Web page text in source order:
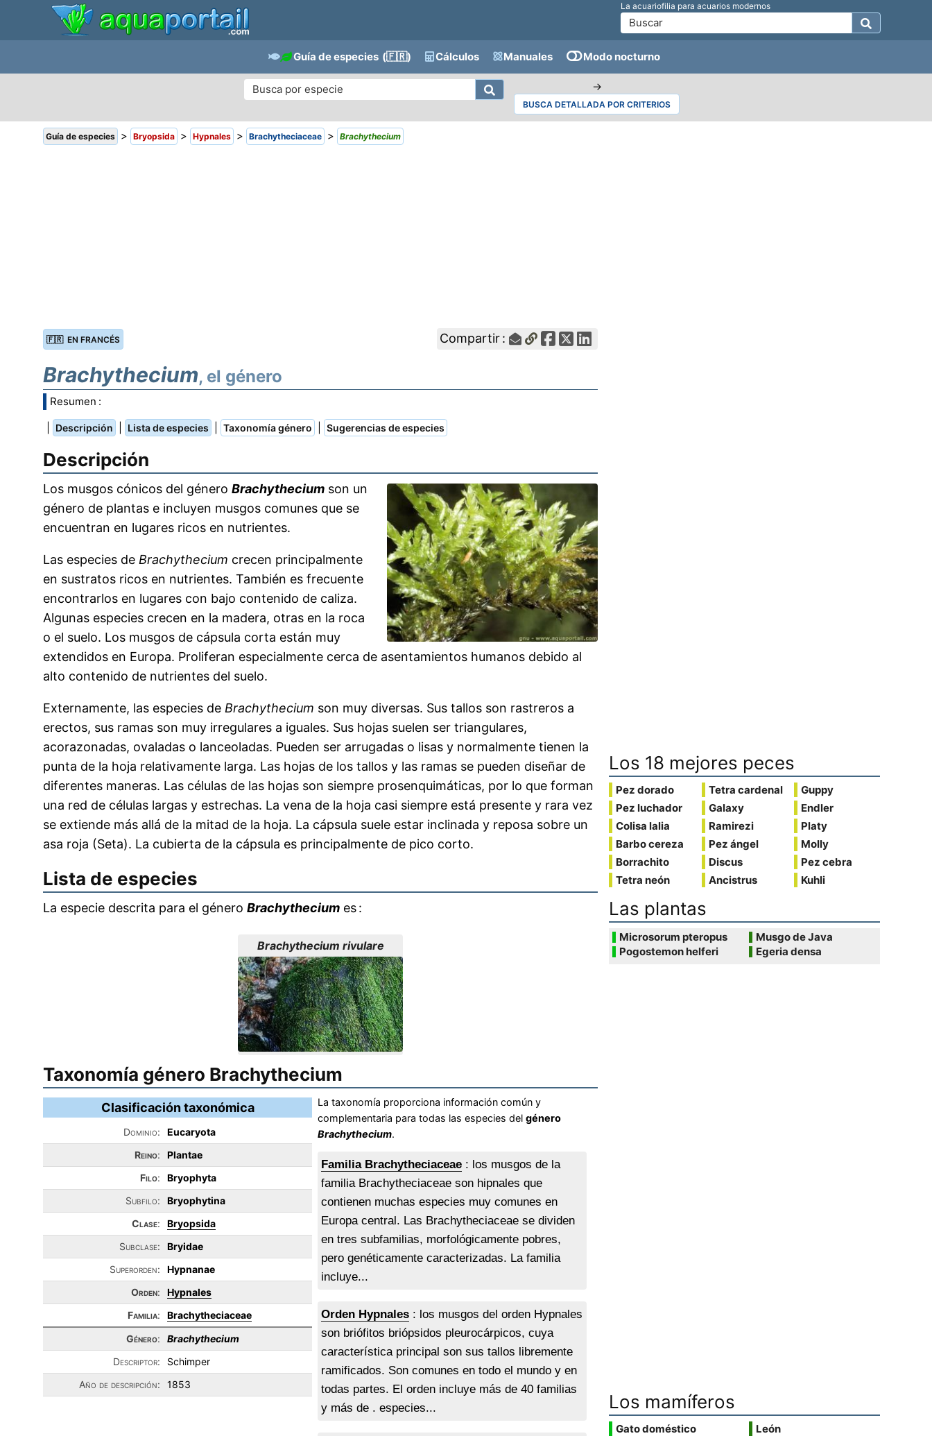
La acuariofilia para acuarios modernos
Guía de especies (🇫🇷) Cálculos Manuales Modo nocturno
→
BUSCA DETALLADA POR CRITERIOS
Guía de especies > Bryopsida > Hypnales > Brachytheciaceae > Brachythecium
🇫🇷 EN FRANCÉS Compartir :
Brachythecium, el género
Resumen :
Descripción Lista de especies Taxonomía género Sugerencias de especies
Descripción
Los musgos cónicos del género Brachythecium son un
género de plantas e incluyen musgos comunes que se
encuentran en lugares ricos en nutrientes.
Las especies de Brachythecium crecen principalmente
en sustratos ricos en nutrientes. También es frecuente
encontrarlos en lugares con bajo contenido de caliza.
Algunas especies crecen en la madera, otras en la roca
o el suelo. Los musgos de cápsula corta están muy
extendidos en Europa. Proliferan especialmente cerca de asentamientos humanos debido al
alto contenido de nutrientes del suelo.
Externamente, las especies de Brachythecium son muy diversas. Sus tallos son rastreros a
erectos, sus ramas son muy irregulares a iguales. Sus hojas suelen ser triangulares,
acorazonadas, ovaladas o lanceoladas. Pueden ser arrugadas o lisas y normalmente tienen la
punta de la hoja relativamente larga. Las hojas de los tallos y las ramas se pueden diseñar de
diferentes maneras. Las células de las hojas son siempre prosenquimáticas, por lo que forman
una red de células largas y estrechas. La vena de la hoja casi siempre está presente y rara vez
se extiende más allá de la mitad de la hoja. La cápsula suele estar inclinada y reposa sobre un
asa roja (Seta). La cubierta de la cápsula es principalmente de pico corto.
Lista de especies
La especie descrita para el género Brachythecium es :
Brachythecium rivulare
Taxonomía género Brachythecium
Clasificación taxonómica
Dominio:
Eucaryota
Reino:
Plantae
Filo:
Bryophyta
Subfilo:
Bryophytina
Clase:
Bryopsida
Subclase:
Bryidae
Superorden:
Hypnanae
Orden:
Hypnales
Familia:
Brachytheciaceae
Género:
Brachythecium
Descriptor:
Schimper
Año de descripción:
1853
La taxonomía proporciona información común y
complementaria para todas las especies delgénero
Brachythecium.
Familia Brachytheciaceae : los musgos de la
familia Brachytheciaceae son hipnales que
contienen muchas especies muy comunes en
Europa central. Las Brachytheciaceae se dividen
en tres subfamilias, morfológicamente pobres,
pero genéticamente caracterizadas. La familia
incluye...
Orden Hypnales : los musgos del orden Hypnales
son briófitos briópsidos pleurocárpicos, cuya
característica principal son sus tallos libremente
ramificados. Son comunes en todo el mundo y en
todas partes. El orden incluye más de 40 familias
y más de . especies...
Los 18 mejores peces
Pez dorado
Pez luchador
Colisa lalia
Barbo cereza
Borrachito
Tetra neón
Tetra cardenal
Galaxy
Ramirezi
Pez ángel
Discus
Ancistrus
Guppy
Endler
Platy
Molly
Pez cebra
Kuhli
Las plantas
Microsorum pteropus
Pogostemon helferi
Musgo de Java
Egeria densa
Los mamíferos
Gato doméstico
León